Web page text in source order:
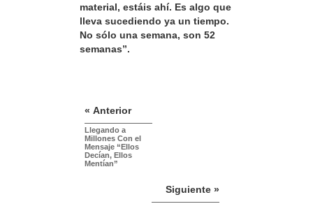
material, estáis ahí. Es algo que
lleva sucediendo ya un tiempo.
No sólo una semana, son 52
semanas”.
« Anterior
Llegando a
Millones Con el
Mensaje “Ellos
Decían, Ellos
Mentían”
Siguiente »